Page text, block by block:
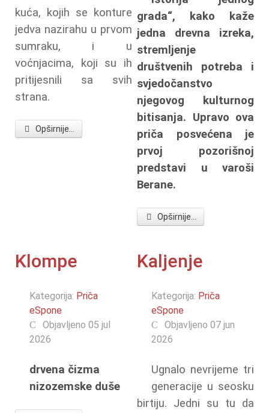
kuća, kojih se konture
jedva nazirahu u prvom
sumraku, i u
voćnjacima, koji su ih
pritijesnili sa svih
strana.
Opširnije...
grada“, kako kaže
jedna drevna izreka,
stremljenje
društvenih potreba i
svjedočanstvo
njegovog kulturnog
bitisanja. Upravo ova
priča posvećena je
prvoj pozorišnoj
predstavi u varoši
Berane.
Opširnije...
Klompe
Kategorija: Priča
eSpone
Objavljeno 05 jul
2026
drvena čizma
nizozemske duše
Kaljenje
Kategorija: Priča
eSpone
Objavljeno 07 jun
2026
Ugnalo nevrijeme tri
generacije u seosku
birtiju. Jedni su tu da